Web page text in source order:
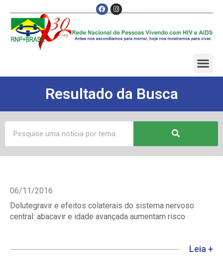
Resultado da Busca
06/11/2016
Dolutegravir e efeitos colaterais do sistema nervoso
central: abacavir e idade avançada aumentam risco
Leia +